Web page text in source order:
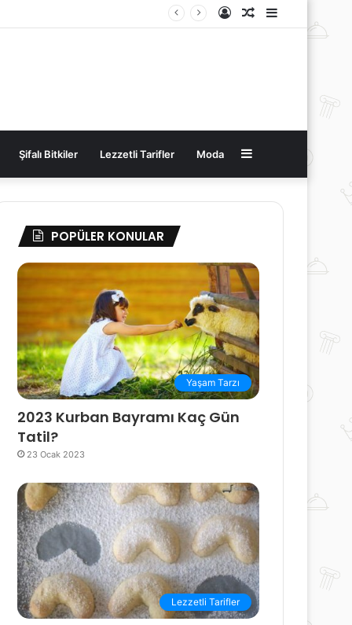
Kenar
Bölmesi
Rastgele
Kayıt
Şifalı Bitkiler Lezzetli Tarifler Moda Kenar
Bölmesi
POPÜLER KONULAR
Yaşam Tarzı
2023 Kurban Bayramı Kaç Gün
Tatil?
23 Ocak 2023
Lezzetli Tarifler